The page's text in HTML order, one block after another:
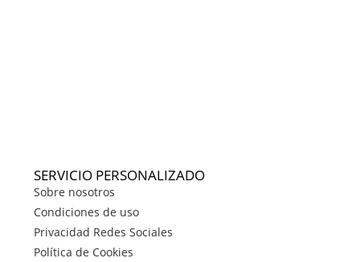
SERVICIO PERSONALIZADO
Sobre nosotros
Condiciones de uso
Privacidad Redes Sociales
Política de Cookies